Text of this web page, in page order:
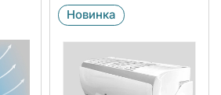
Новинка